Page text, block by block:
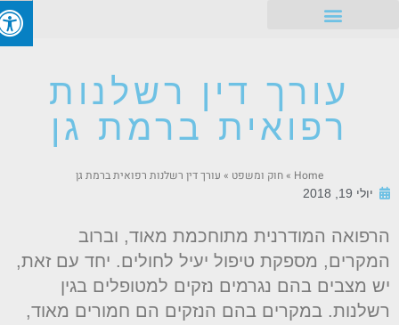
עורך דין רשלנות
רפואית ברמת גן
Home
»חוק ומשפט»עורך דין רשלנות רפואית ברמת גן
יולי 19, 2018
המודרנית מתוחכמת מאוד, וברוב
מספקת טיפול יעיל לחולים. יחד עם זאת,
מצבים בהם נגרמים נזקים למטופלים בגין
במקרים בהם הנזקים הם חמורים מאוד,